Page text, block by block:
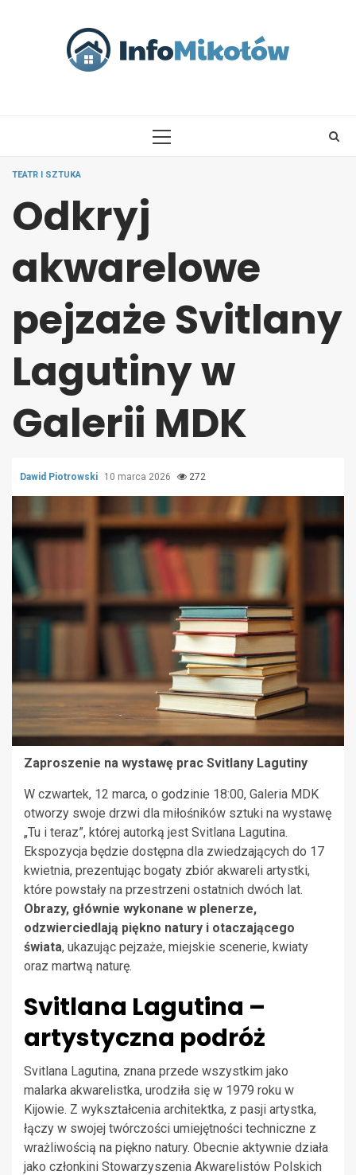
PRIMARY
TEATR I SZTUKA
Odkryj
akwarelowe
pejzaże Svitlany
Lagutiny w
Galerii MDK
Dawid Piotrowski 10 marca 2026 272
Zaproszenie na wystawę prac Svitlany Lagutiny
W czwartek, 12 marca, o godzinie 18:00, Galeria MDK
otworzy swoje drzwi dla miłośników sztuki na wystawę
„Tu i teraz”, której autorką jest Svitlana Lagutina.
Ekspozycja będzie dostępna dla zwiedzających do 17
kwietnia, prezentując bogaty zbiór akwareli artystki,
które powstały na przestrzeni ostatnich dwóch lat.
Obrazy, głównie wykonane w plenerze,
odzwierciedlają piękno natury i otaczającego
świata, ukazując pejzaże, miejskie scenerie, kwiaty
oraz martwą naturę.
Svitlana Lagutina –
artystyczna podróż
Svitlana Lagutina, znana przede wszystkim jako
malarka akwarelistka, urodziła się w 1979 roku w
Kijowie. Z wykształcenia architektka, z pasji artystka,
łączy w swojej twórczości umiejętności techniczne z
wrażliwością na piękno natury. Obecnie aktywnie działa
jako członkini Stowarzyszenia Akwarelistów Polskich